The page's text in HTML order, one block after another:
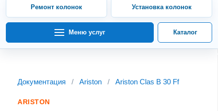
Ремонт колонок Установка колонок
Меню услуг Каталог
Документация / Ariston / Ariston Clas B 30 Ff
ARISTON